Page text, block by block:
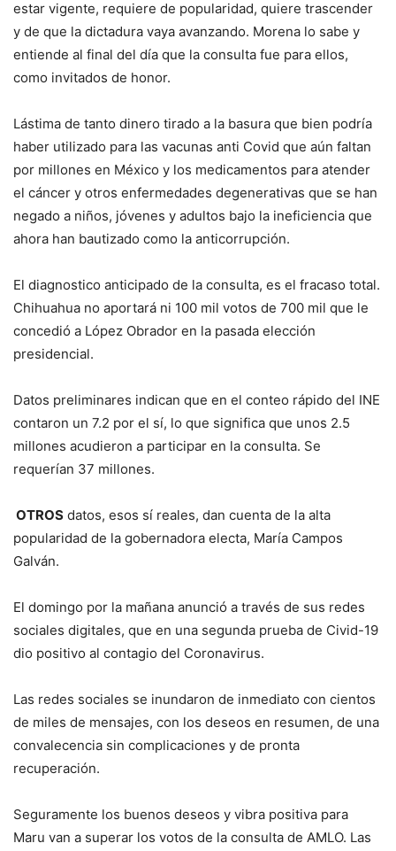
estar vigente, requiere de popularidad, quiere trascender
y de que la dictadura vaya avanzando. Morena lo sabe y
entiende al final del día que la consulta fue para ellos,
como invitados de honor.
Lástima de tanto dinero tirado a la basura que bien podría
haber utilizado para las vacunas anti Covid que aún faltan
por millones en México y los medicamentos para atender
el cáncer y otros enfermedades degenerativas que se han
negado a niños, jóvenes y adultos bajo la ineficiencia que
ahora han bautizado como la anticorrupción.
El diagnostico anticipado de la consulta, es el fracaso total.
Chihuahua no aportará ni 100 mil votos de 700 mil que le
concedió a López Obrador en la pasada elección
presidencial.
Datos preliminares indican que en el conteo rápido del INE
contaron un 7.2 por el sí, lo que significa que unos 2.5
millones acudieron a participar en la consulta. Se
requerían 37 millones.
OTROS datos, esos sí reales, dan cuenta de la alta
popularidad de la gobernadora electa, María Campos
Galván.
El domingo por la mañana anunció a través de sus redes
sociales digitales, que en una segunda prueba de Civid-19
dio positivo al contagio del Coronavirus.
Las redes sociales se inundaron de inmediato con cientos
de miles de mensajes, con los deseos en resumen, de una
convalecencia sin complicaciones y de pronta
recuperación.
Seguramente los buenos deseos y vibra positiva para
Maru van a superar los votos de la consulta de AMLO. Las